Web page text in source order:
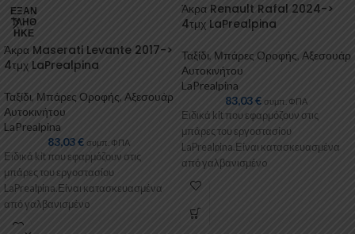
ΕΞΑΝ
ΤΛΉΘ
ΗΚΕ
Άκρα Maserati Levante 2017->
4τμχ LaPrealpina
Ταξίδι, Μπάρες Οροφής, Αξεσουάρ
Αυτοκινήτου
LaPrealpina
83,03€ συμπ. ΦΠΑ
Ειδικά kit που εφαρμόζουν στις
μπάρες του εργοστασίου
LaPrealpina.Είναι κατασκευασμένα
από γαλβανισμένo
μέταλλο.Παρέχονται με
Άκρα Renault Rafal 2024->
4τμχ LaPrealpina
Ταξίδι, Μπάρες Οροφής, Αξεσουάρ
Αυτοκινήτου
LaPrealpina
83,03€ συμπ. ΦΠΑ
Ειδικά kit που εφαρμόζουν στις
μπάρες του εργοστασίου
LaPrealpina.Είναι κατασκευασμένα
από γαλβανισμένo
μέταλλο.Παρέχονται με
λαστιχένιες προσθήκες